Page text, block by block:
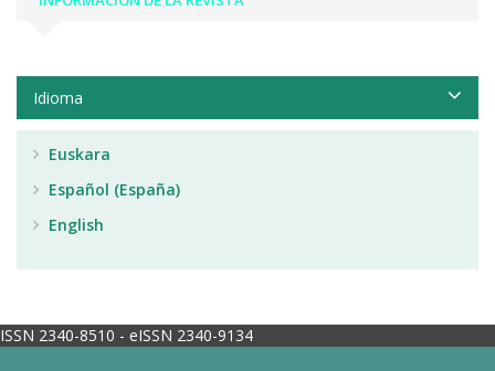
Idioma
Euskara
Español (España)
English
ISSN 2340-8510 - eISSN 2340-9134